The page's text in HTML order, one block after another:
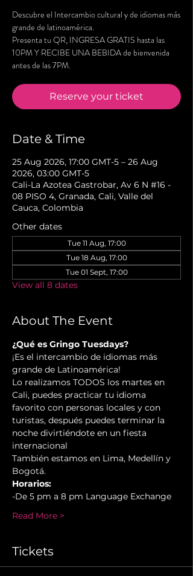
Descubre el Intercambio cultural y de idiomas más
grande de latinoamérica.
Presenta tu QR, INGRESA GRATIS hasta las
10PM Y RECIBE UNA BEBIDA de bienvenida
antes de las 7PM.
Reserve your ticket
Date & Time
25 Aug 2026, 17:00 GMT-5 – 26 Aug
2026, 03:00 GMT-5
Cali-La Azotea Gastrobar, Av 6 N #16 -
08 PISO 4, Granada, Cali, Valle del
Cauca, Colombia
Other dates
Tue 11 Aug, 17:00
Tue 18 Aug, 17:00
Tue 01 Sept, 17:00
View all 8 dates
About The Event
¿Qué es Gringo Tuesdays?
¡Es el intercambio de idiomas más
grande de Latinoamérica!
Lo realizamos TODOS los martes en
Cali, puedes practicar tu idioma
favorito con personas locales y con
turistas, después puedes terminar la
noche divirtiéndote en un fiesta
internacional
También estamos en Lima, Medellín y
Bogotá.
Horarios:
-De 5 pm a 8 pm Language Exchange
Read More >
Tickets